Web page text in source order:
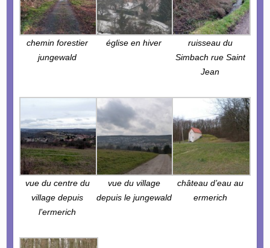
chemin forestier
jungewald
église en hiver
ruisseau du
Simbach rue Saint
Jean
vue du centre du
village depuis
l’ermerich
vue du village
depuis le jungewald
château d’eau au
ermerich